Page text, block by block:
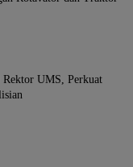
Rektor UMS, Perkuat